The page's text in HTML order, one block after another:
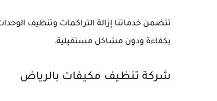
تتضمن خدماتنا إزالة التراكمات وتنظيف
بكفاءة ودون مشاكل مستقبلية.
شركة تنظيف مكيفات بالرياض